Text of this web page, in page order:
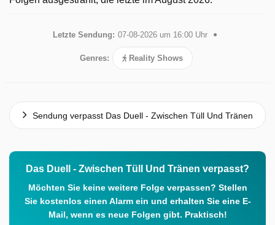
Letzte Sendung: 07-08-2026 um 16:00 Uhr
Genres: Reality Shows
Sendung verpasst Das Duell - Zwischen Tüll Und Tränen
Das Duell - Zwischen Tüll Und Tränen verpasst?
Möchten Sie keine weitere Folge verpassen? Stellen
Sie kostenlos einen Alarm ein und erhalten Sie eine E-
Mail, wenn es neue Folgen gibt. Praktisch!